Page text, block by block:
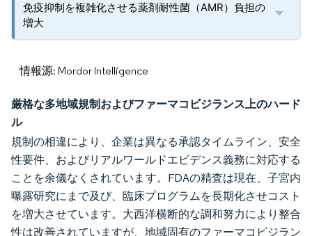
免疫抑制を複雑化させる薬剤耐性菌（AMR）負担の
増大
情報源: Mordor Intelligence
厳格な多地域規制およびファーマコビジランス上のハード
ル
規制の相違により、企業は異なる承認タイムライン、安全
性要件、およびリアルワールドエビデンス義務に対応する
ことを余儀なくされています。FDAの精査は現在、子宮内
曝露研究にまで及び、臨床プログラムを長期化させコスト
を増大させています。大西洋横断的な調和努力により整合
性は改善されていますが、地域固有のファーマコビジラン